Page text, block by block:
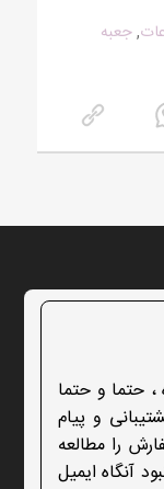
,جعبه
، حتما و حتما
و پیام
را مطالعه
آنگاه ایمیل